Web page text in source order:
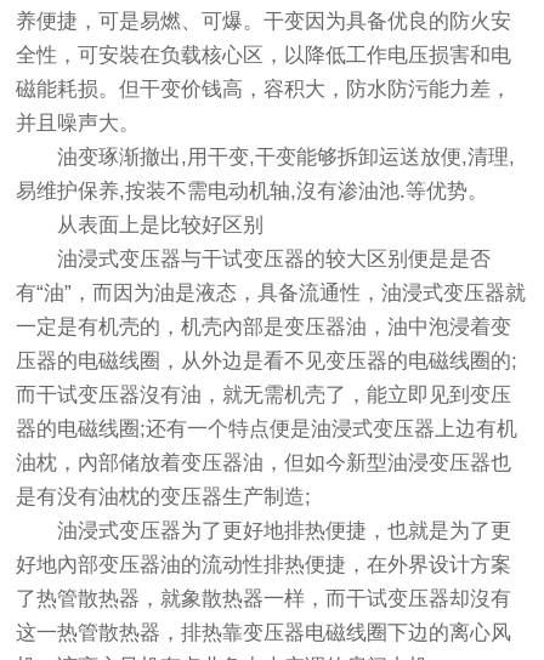
养便捷，可是易燃、可爆。干变因为具备优良的防火安
全性，可安裝在负载核心区，以降低工作电压损害和电
磁能耗损。但干变价钱高，容积大，防水防污能力差，
并且噪声大。
油变琢渐撤出,用干变,干变能够拆卸运送放便,清理,
易维护保养,按装不需电动机轴,沒有渗油池.等优势。
从表面上是比较好区别
油浸式变压器与干试变压器的较大区别便是是否
有“油”，而因为油是液态，具备流通性，油浸式变压器就
一定是有机壳的，机壳內部是变压器油，油中泡浸着变
压器的电磁线圈，从外边是看不见变压器的电磁线圈的;
而干试变压器沒有油，就无需机壳了，能立即见到变压
器的电磁线圈;还有一个特点便是油浸式变压器上边有机
油枕，內部储放着变压器油，但如今新型油浸变压器也
是有没有油枕的变压器生产制造;
油浸式变压器为了更好地排热便捷，也就是为了更
好地內部变压器油的流动性排热便捷，在外界设计方案
了热管散热器，就象散热器一样，而干试变压器却沒有
这一热管散热器，排热靠变压器电磁线圈下边的离心风